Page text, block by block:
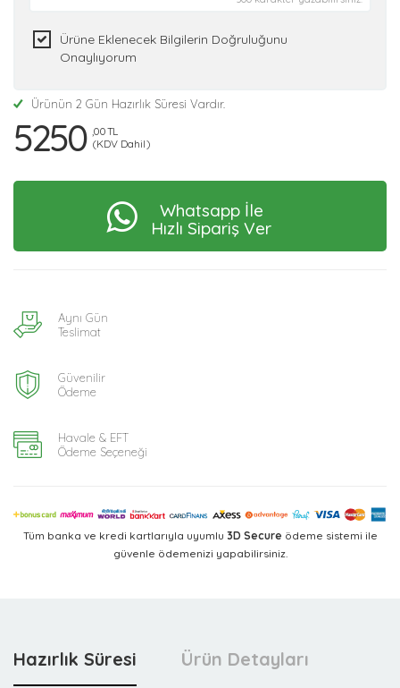
Ürüne Eklenecek Bilgilerin Doğruluğunu
Onaylıyorum
Ürünün 2 Gün Hazırlık Süresi Vardır.
5250 ,00 TL
(KDV Dahil)
Whatsapp İle
Hızlı Sipariş Ver
Aynı Gün
Teslimat
Güvenilir
Ödeme
Havale & EFT
Ödeme Seçeneği
Tüm banka ve kredi kartlarıyla uyumlu 3D Secure ödeme sistemi ile
güvenle ödemenizi yapabilirsiniz.
Hazırlık Süresi Ürün Detayları